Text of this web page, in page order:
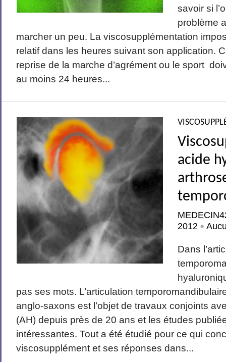
savoir si
problème
marcher un peu. La viscosupplémentation
relatif dans les heures suivant son application.
reprise de la marche d’agrément ou le sport
au moins 24 heures...
acide
2012 •
Dans
pas ses mots. L’articulation
anglo-saxons est l’objet de travaux conjoints
(AH) depuis près de 20 ans et les études
intéressantes. Tout a été étudié pour ce qui
viscosupplément et ses réponses dans...